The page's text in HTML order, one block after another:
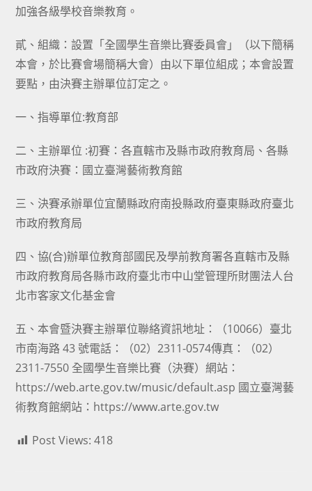
加強各級學校音樂教育。
貳、組織：設置「全國學生音樂比賽委員會」（以下簡稱
本會，於比賽會場簡稱大會）由以下單位組成；本會設置
要點，由決賽主辦單位訂定之。
一、指導單位:教育部
二、主辦單位 :初賽：各直轄市及縣市政府教育局、各縣
市政府決賽：國立臺灣藝術教育館
三、決賽承辦單位宜蘭縣政府南投縣政府臺東縣政府臺北
市政府教育局
四、協(合)辦單位教育部國民及學前教育署各直轄市及縣
市政府教育局各縣市政府臺北市中山堂管理所財團法人台
北市客家文化基金會
五、本會暨決賽主辦單位聯絡資訊地址：（10066）臺北
市南海路 43 號電話：（02）2311-0574傳真：（02）
2311-7550 全國學生音樂比賽（決賽）網站：
https://web.arte.gov.tw/music/default.asp 國立臺灣藝
術教育館網站：https://www.arte.gov.tw
Post Views: 418